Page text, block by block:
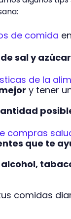
de comida
sal y
de la
y tener
compras
que te
comidas